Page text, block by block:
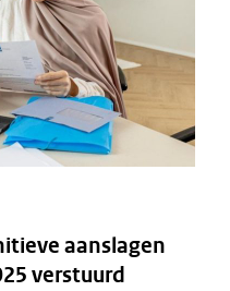
aanslagen
verstuurd